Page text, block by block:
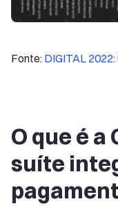
Fonte: DIGITAL
O que é a
suíte